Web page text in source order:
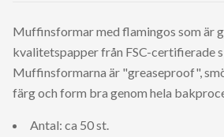
Muffinsformar med flamingos som är
kvalitetspapper från FSC-certifierade
Muffinsformarna är "greaseproof",
färg och form bra genom hela
Antal: ca 50 st.